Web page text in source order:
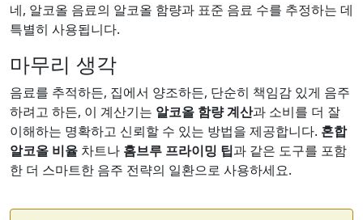
네, 알코올 음료의 알코올 함량과 표준 음료 수를 추정하는 데
특별히 사용됩니다.
마무리 생각
음료를 추적하든, 집에서 양조하든, 단순히 책임감 있게 음주
하려고 하든, 이 계산기는 알코올 함량 계산과 소비를 더 잘
이해하는 명확하고 신뢰할 수 있는 방법을 제공합니다. 혼합
알코올 비율 차트나 홈브루 프라이밍 팁과 같은 도구를 포함
한 더 스마트한 음주 전략의 일환으로 사용하세요.